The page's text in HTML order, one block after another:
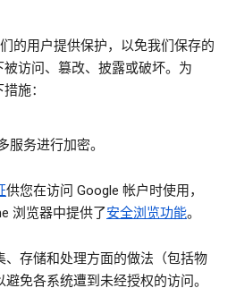
的用户提供保护，以免我们保存的
访问、篡改、披露或破坏。为
施：
服务进行加密。
供您在访问 Google 帐户时使用，
浏览器中提供了安全浏览功能。
、存储和处理方面的做法（包括物
免各系统遭到未经授权的访问。